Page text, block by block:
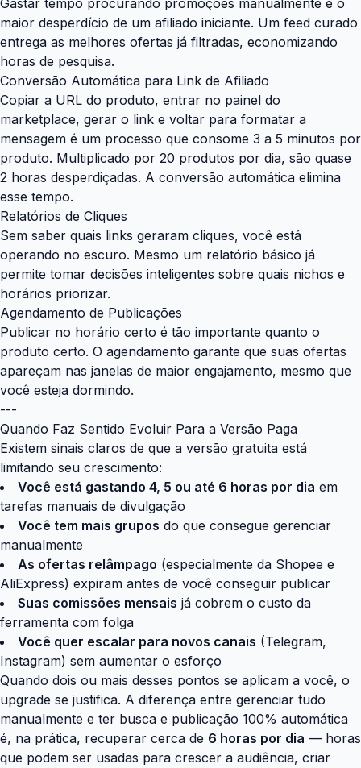
Gastar tempo procurando promoções manualmente é o
maior desperdício de um afiliado iniciante. Um feed curado
entrega as melhores ofertas já filtradas, economizando
horas de pesquisa.
Conversão Automática para Link de Afiliado
Copiar a URL do produto, entrar no painel do
marketplace, gerar o link e voltar para formatar a
mensagem é um processo que consome 3 a 5 minutos por
produto. Multiplicado por 20 produtos por dia, são quase
2 horas desperdiçadas. A conversão automática elimina
esse tempo.
Relatórios de Cliques
Sem saber quais links geraram cliques, você está
operando no escuro. Mesmo um relatório básico já
permite tomar decisões inteligentes sobre quais nichos e
horários priorizar.
Agendamento de Publicações
Publicar no horário certo é tão importante quanto o
produto certo. O agendamento garante que suas ofertas
apareçam nas janelas de maior engajamento, mesmo que
você esteja dormindo.
---
Quando Faz Sentido Evoluir Para a Versão Paga
Existem sinais claros de que a versão gratuita está
limitando seu crescimento:
Você está gastando 4, 5 ou até 6 horas por dia em
tarefas manuais de divulgação
Você tem mais grupos do que consegue gerenciar
manualmente
As ofertas relâmpago (especialmente da Shopee e
AliExpress) expiram antes de você conseguir publicar
Suas comissões mensais já cobrem o custo da
ferramenta com folga
Você quer escalar para novos canais (Telegram,
Instagram) sem aumentar o esforço
Quando dois ou mais desses pontos se aplicam a você, o
upgrade se justifica. A diferença entre gerenciar tudo
manualmente e ter busca e publicação 100% automática
é, na prática, recuperar cerca de 6 horas por dia — horas
que podem ser usadas para crescer a audiência, criar